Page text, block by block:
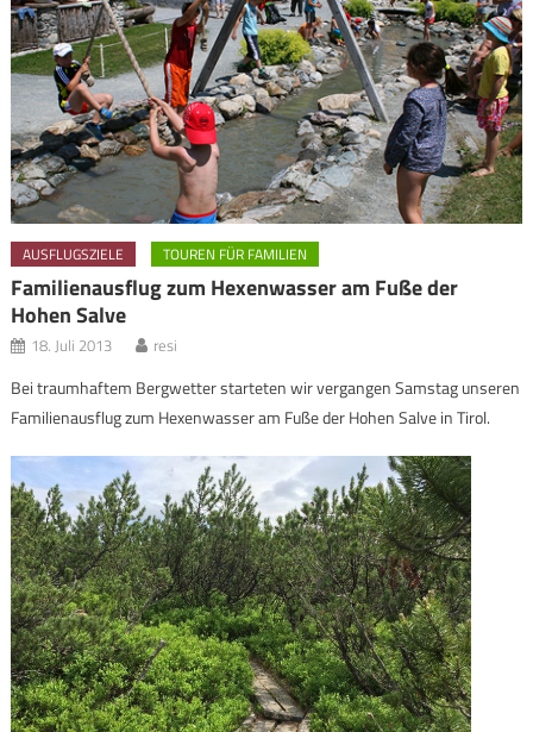
AUSFLUGSZIELE TOUREN FÜR FAMILIEN
Familienausflug zum Hexenwasser am Fuße der
Hohen Salve
18. Juli 2013 resi
Bei traumhaftem Bergwetter starteten wir vergangen Samstag unseren
Familienausflug zum Hexenwasser am Fuße der Hohen Salve in Tirol.